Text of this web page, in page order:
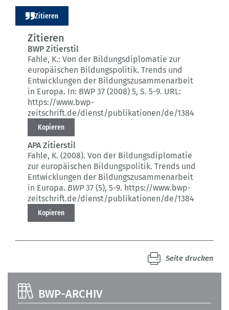
Zitieren
Zitieren
BWP Zitierstil
Fahle, K.: Von der Bildungsdiplomatie zur
europäischen Bildungspolitik. Trends und
Entwicklungen der Bildungszusammenarbeit
in Europa. In: BWP 37 (2008) 5, S. 5-9. URL:
https://www.bwp-
zeitschrift.de/dienst/publikationen/de/1384
Kopieren
APA Zitierstil
Fahle, K. (2008). Von der Bildungsdiplomatie
zur europäischen Bildungspolitik. Trends und
Entwicklungen der Bildungszusammenarbeit
in Europa. BWP37 (5), 5-9. https://www.bwp-
zeitschrift.de/dienst/publikationen/de/1384
Kopieren
Seite drucken
BWP-ARCHIV